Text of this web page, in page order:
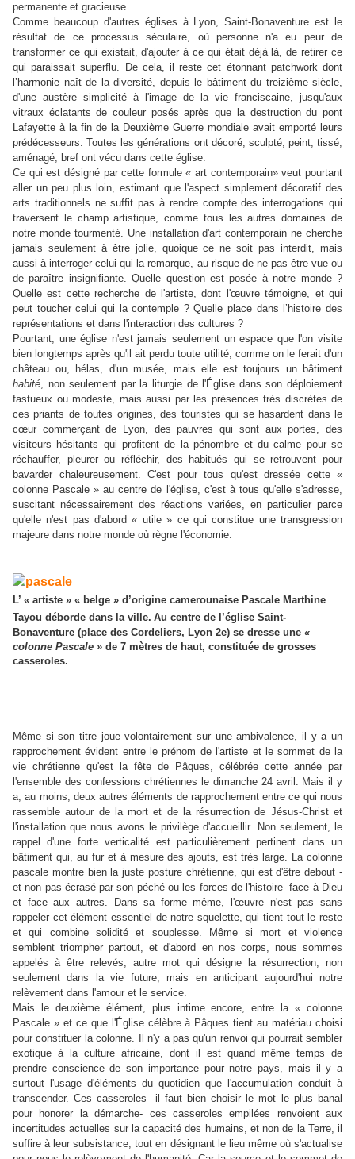
permanente et gracieuse.
Comme beaucoup d'autres églises à Lyon, Saint-Bonaventure est le
résultat de ce processus séculaire, où personne n'a eu peur de
transformer ce qui existait, d'ajouter à ce qui était déjà là, de retirer ce
qui paraissait superflu. De cela, il reste cet étonnant patchwork dont
l’harmonie naît de la diversité, depuis le bâtiment du treizième siècle,
d'une austère simplicité à l'image de la vie franciscaine, jusqu'aux
vitraux éclatants de couleur posés après que la destruction du pont
Lafayette à la fin de la Deuxième Guerre mondiale avait emporté leurs
prédécesseurs. Toutes les générations ont décoré, sculpté, peint, tissé,
aménagé, bref ont vécu dans cette église.
Ce qui est désigné par cette formule « art contemporain» veut pourtant
aller un peu plus loin, estimant que l'aspect simplement décoratif des
arts traditionnels ne suffit pas à rendre compte des interrogations qui
traversent le champ artistique, comme tous les autres domaines de
notre monde tourmenté. Une installation d'art contemporain ne cherche
jamais seulement à être jolie, quoique ce ne soit pas interdit, mais
aussi à interroger celui qui la remarque, au risque de ne pas être vue ou
de paraître insignifiante. Quelle question est posée à notre monde ?
Quelle est cette recherche de l'artiste, dont l'œuvre témoigne, et qui
peut toucher celui qui la contemple ? Quelle place dans l’histoire des
représentations et dans l'interaction des cultures ?
Pourtant, une église n'est jamais seulement un espace que l'on visite
bien longtemps après qu'il ait perdu toute utilité, comme on le ferait d'un
château ou, hélas, d'un musée, mais elle est toujours un bâtiment
habité, non seulement par la liturgie de l'Église dans son déploiement
fastueux ou modeste, mais aussi par les présences très discrètes de
ces priants de toutes origines, des touristes qui se hasardent dans le
cœur commerçant de Lyon, des pauvres qui sont aux portes, des
visiteurs hésitants qui profitent de la pénombre et du calme pour se
réchauffer, pleurer ou réfléchir, des habitués qui se retrouvent pour
bavarder chaleureusement. C'est pour tous qu'est dressée cette «
colonne Pascale » au centre de l'église, c'est à tous qu'elle s'adresse,
suscitant nécessairement des réactions variées, en particulier parce
qu'elle n'est pas d'abord « utile » ce qui constitue une transgression
majeure dans notre monde où règne l'économie.
L’ « artiste » « belge » d’origine camerounaise Pascale Marthine
Tayou déborde dans la ville. Au centre de l’église Saint-
Bonaventure (place des Cordeliers, Lyon 2e) se dresse une «
colonne Pascale » de 7 mètres de haut, constituée de grosses
casseroles.
Même si son titre joue volontairement sur une ambivalence, il y a un
rapprochement évident entre le prénom de l'artiste et le sommet de la
vie chrétienne qu'est la fête de Pâques, célébrée cette année par
l'ensemble des confessions chrétiennes le dimanche 24 avril. Mais il y
a, au moins, deux autres éléments de rapprochement entre ce qui nous
rassemble autour de la mort et de la résurrection de Jésus-Christ et
l'installation que nous avons le privilège d'accueillir. Non seulement, le
rappel d'une forte verticalité est particulièrement pertinent dans un
bâtiment qui, au fur et à mesure des ajouts, est très large. La colonne
pascale montre bien la juste posture chrétienne, qui est d'être debout -
et non pas écrasé par son péché ou les forces de l'histoire- face à Dieu
et face aux autres. Dans sa forme même, l'œuvre n'est pas sans
rappeler cet élément essentiel de notre squelette, qui tient tout le reste
et qui combine solidité et souplesse. Même si mort et violence
semblent triompher partout, et d'abord en nos corps, nous sommes
appelés à être relevés, autre mot qui désigne la résurrection, non
seulement dans la vie future, mais en anticipant aujourd'hui notre
relèvement dans l'amour et le service.
Mais le deuxième élément, plus intime encore, entre la « colonne
Pascale » et ce que l'Église célèbre à Pâques tient au matériau choisi
pour constituer la colonne. Il n'y a pas qu'un renvoi qui pourrait sembler
exotique à la culture africaine, dont il est quand même temps de
prendre conscience de son importance pour notre pays, mais il y a
surtout l'usage d'éléments du quotidien que l'accumulation conduit à
transcender. Ces casseroles -il faut bien choisir le mot le plus banal
pour honorer la démarche- ces casseroles empilées renvoient aux
incertitudes actuelles sur la capacité des humains, et non de la Terre, il
suffire à leur subsistance, tout en désignant le lieu même où s'actualise